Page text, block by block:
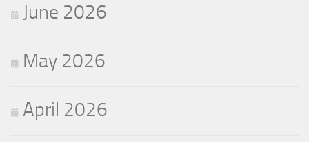
June 2026
May 2026
April 2026